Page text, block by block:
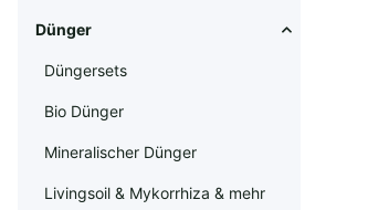
Dünger
Düngersets
Bio Dünger
Mineralischer Dünger
Livingsoil & Mykorrhiza & mehr